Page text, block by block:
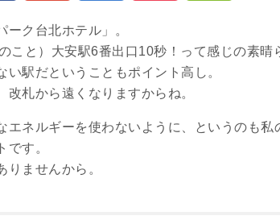
ーク台北ホテル」。
こと）大安駅6番出口10秒！って感じの素晴
い駅だということもポイント高し。
改札から遠くなりますからね。
エネルギーを使わないように、というのも
です。
りませんから。